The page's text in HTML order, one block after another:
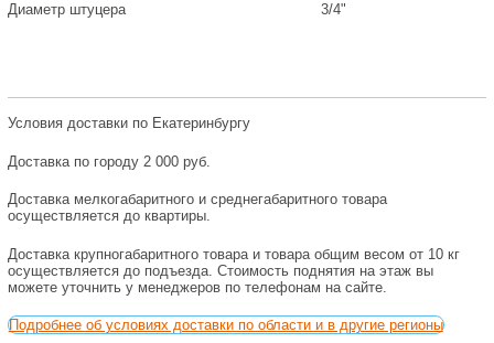
Диаметр штуцера
3/4"
Условия доставки по Екатеринбургу
Доставка по городу 2 000 руб.
Доставка мелкогабаритного и среднегабаритного товара
осуществляется до квартиры.
Доставка крупногабаритного товара и товара общим весом от 10 кг
осуществляется до подъезда. Стоимость поднятия на этаж вы
можете уточнить у менеджеров по телефонам на сайте.
Подробнее об условиях доставки по области и в другие регионы